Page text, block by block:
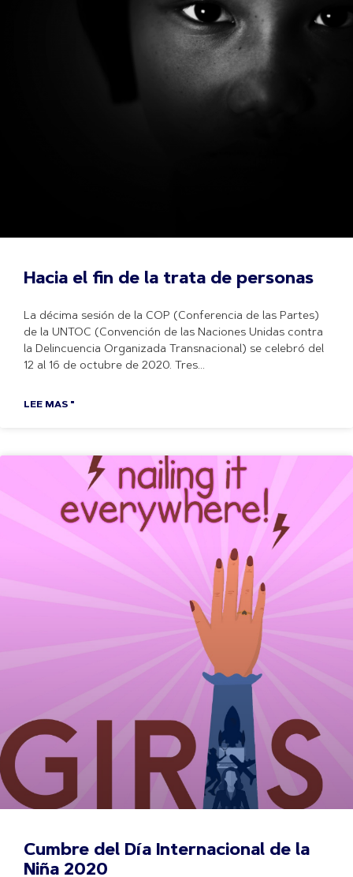
Hacia el fin de la trata de personas
La décima sesión de la COP (Conferencia de las Partes)
de la UNTOC (Convención de las Naciones Unidas contra
la Delincuencia Organizada Transnacional) se celebró del
12 al 16 de octubre de 2020. Tres
LEE MAS "
Cumbre del Día Internacional de la
Niña 2020